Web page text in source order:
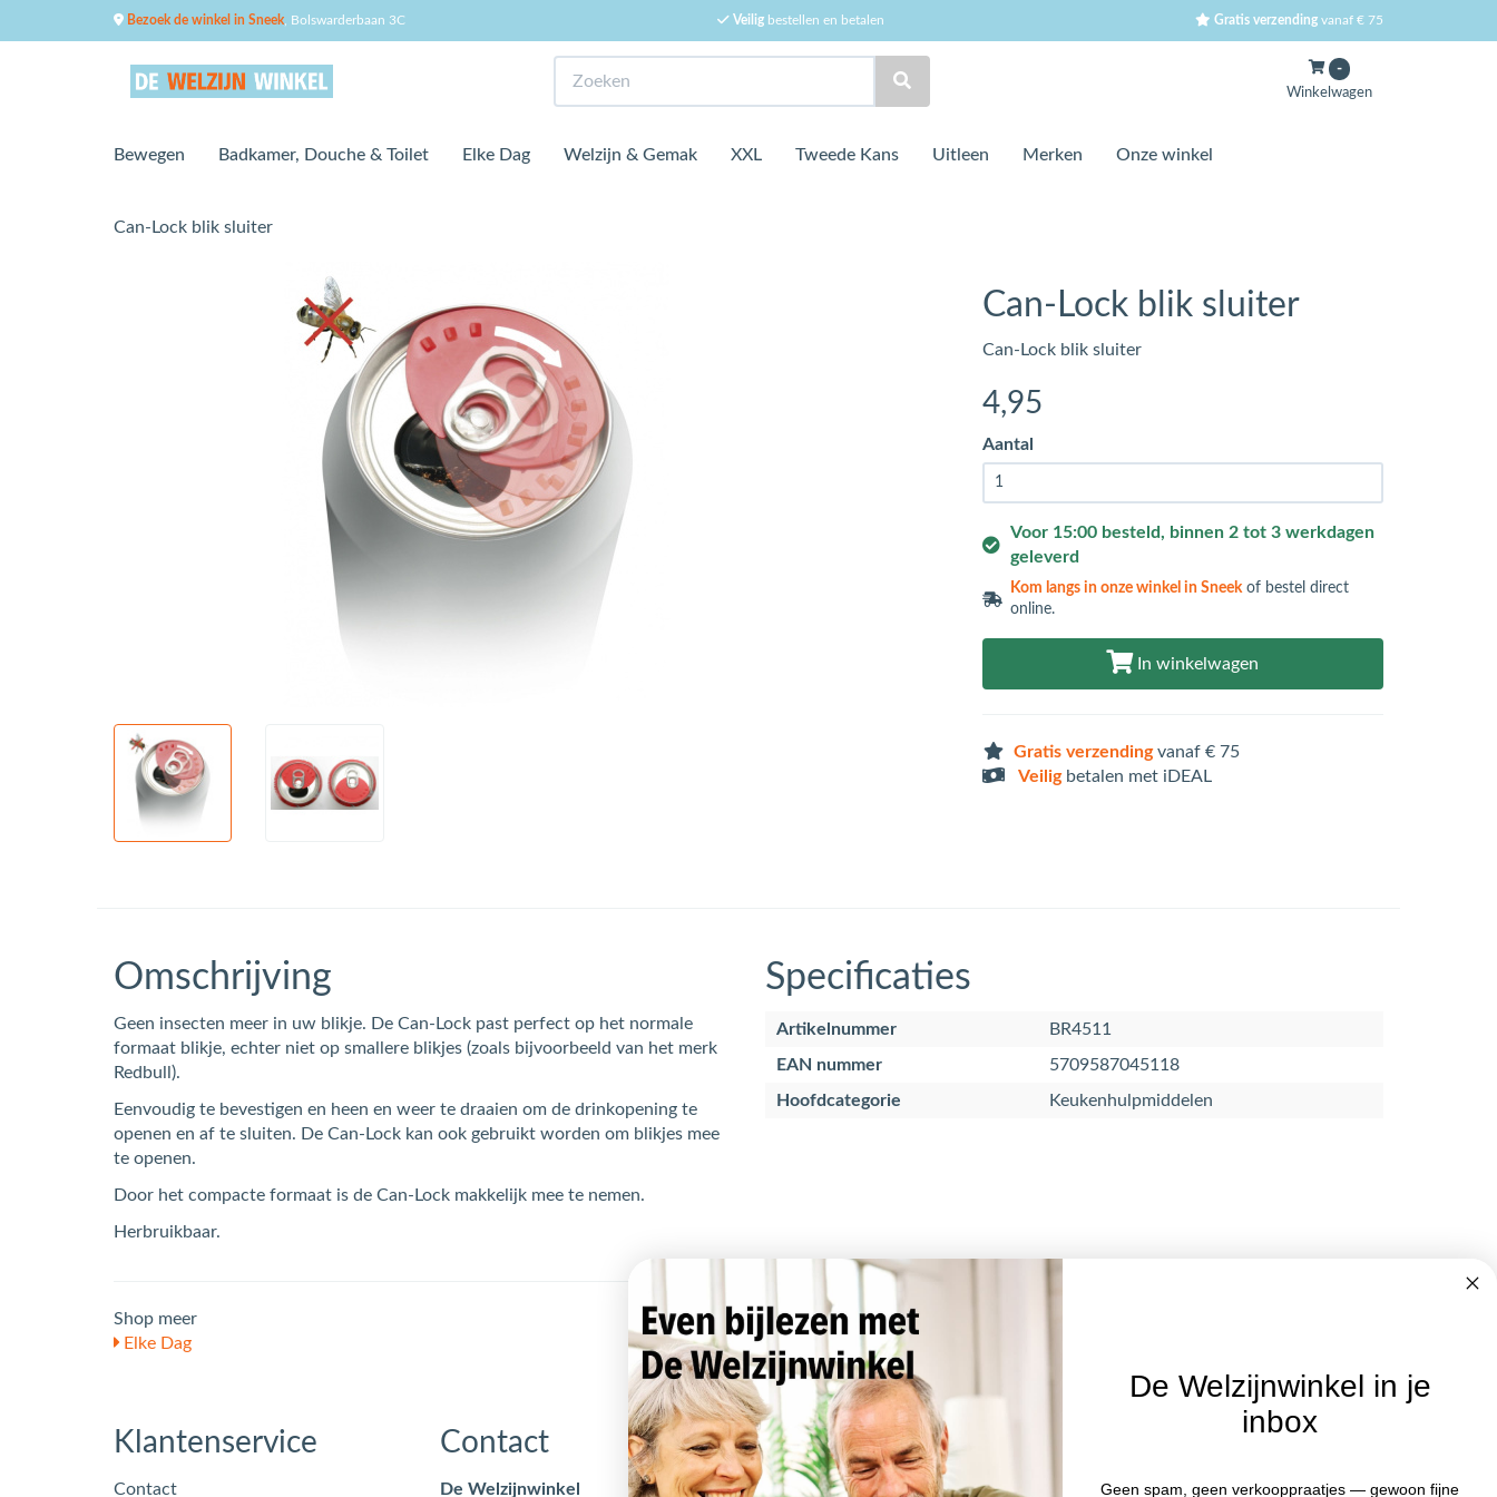
Bezoek de winkel in Sneek , Bolswarderbaan 3C Veiligbestellen en betalen Gratis verzending vanaf € 75
-
Winkelwagen
Bewegen Badkamer, Douche & Toilet Elke Dag Welzijn & Gemak XXL Tweede Kans Uitleen Merken Onze winkel
Can-Lock blik sluiter
Can-Lock blik sluiter
Can-Lock blik sluiter
4,95
Aantal
Voor 15:00 besteld, binnen 2 tot 3 werkdagen
geleverd
Kom langs in onze winkel in Sneekof bestel direct
online.
In winkelwagen
Gratis verzendingvanaf € 75
Veiligbetalen met iDEAL
Omschrijving
Geen insecten meer in uw blikje. De Can-Lock past perfect op het normale
formaat blikje, echter niet op smallere blikjes (zoals bijvoorbeeld van het merk
Redbull).
Eenvoudig te bevestigen en heen en weer te draaien om de drinkopening te
openen en af te sluiten. De Can-Lock kan ook gebruikt worden om blikjes mee
te openen.
Door het compacte formaat is de Can-Lock makkelijk mee te nemen.
Herbruikbaar.
Specificaties
Artikelnummer
BR4511
EAN nummer
5709587045118
Hoofdcategorie
Keukenhulpmiddelen
Shop meer
Elke Dag
Klantenservice
Contact
Contact
De Welzijnwinkel
Openingstijden
Maandag 09:00 - 17:00 uur
Nieuwsbrief
Blijf op de hoogte van acties en het
De Welzijnwinkel in je
inbox
Geen spam, geen verkooppraatjes — gewoon fijne